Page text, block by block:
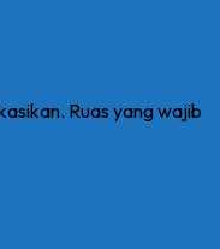
Ruas yang wajib